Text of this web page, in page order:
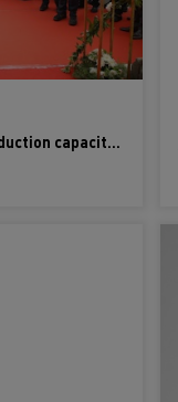
Kanthal expands wire production capacity in Hosur, India